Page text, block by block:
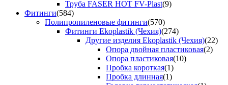
Труба FASER HOT FV-Plast(9)
Фитинги(584)
Полипропиленовые фитинги(570)
Фитинги Ekoplastik (Чехия)(274)
Другие изделия Ekoplastik (Чехия)(22)
Опора двойная пластиковая(2)
Опора пластиковая(10)
Пробка короткая(1)
Пробка длинная(1)